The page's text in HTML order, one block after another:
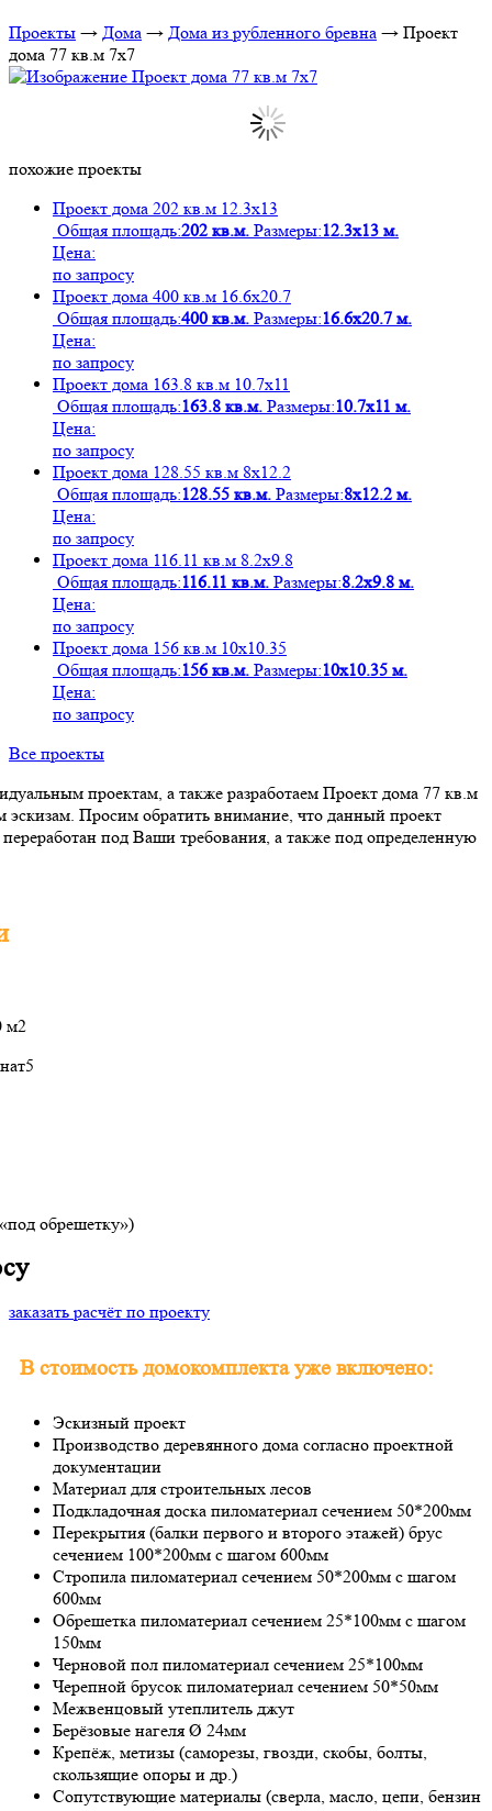
Проекты → Дома → Дома из рубленного бревна → Проект
дома 77 кв.м 7х7
похожие проекты
Проект дома 202 кв.м 12.3х13
Общая площадь:202 кв.м. Размеры:12.3х13 м.
Цена:
по запросу
Проект дома 400 кв.м 16.6х20.7
Общая площадь:400 кв.м. Размеры:16.6х20.7 м.
Цена:
по запросу
Проект дома 163.8 кв.м 10.7х11
Общая площадь:163.8 кв.м. Размеры:10.7х11 м.
Цена:
по запросу
Проект дома 128.55 кв.м 8х12.2
Общая площадь:128.55 кв.м. Размеры:8х12.2 м.
Цена:
по запросу
Проект дома 116.11 кв.м 8.2х9.8
Общая площадь:116.11 кв.м. Размеры:8.2х9.8 м.
Цена:
по запросу
Проект дома 156 кв.м 10х10.35
Общая площадь:156 кв.м. Размеры:10х10.35 м.
Цена:
по запросу
Все проекты
проектам, а также разработаем Проект дома 77 кв.м
Просим обратить внимание, что данный проект
под Ваши требования, а также под определенную
м2
5
обрешетку»)
заказать расчёт по проекту
В стоимость домокомплекта уже включено:
Эскизный проект
Производство деревянного дома согласно проектной
документации
Материал для строительных лесов
Подкладочная доска пиломатериал сечением 50*200мм
Перекрытия (балки первого и второго этажей) брус
сечением 100*200мм с шагом 600мм
Стропила пиломатериал сечением 50*200мм с шагом
600мм
Обрешетка пиломатериал сечением 25*100мм с шагом
150мм
Черновой пол пиломатериал сечением 25*100мм
Черепной брусок пиломатериал сечением 50*50мм
Межвенцовый утеплитель джут
Берёзовые нагеля Ø 24мм
Крепёж, метизы (саморезы, гвозди, скобы, болты,
скользящие опоры и др.)
Сопутствующие материалы (сверла, масло, цепи, бензин